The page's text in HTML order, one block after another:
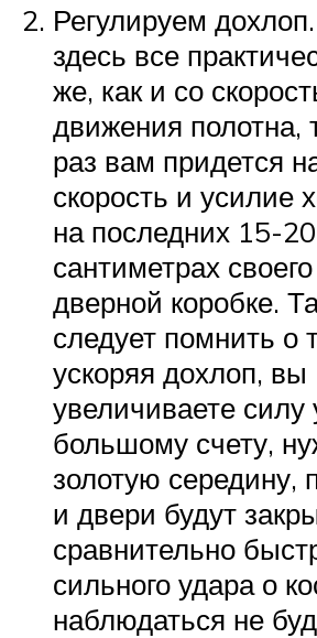
Регулируем
здесь все
же, как и со
движения полотна,
раз вам придется
скорость и усилие
на последних 15-20
сантиметрах
дверной коробке.
следует помнить о
ускоряя дохлоп, вы
увеличиваете
большому счету,
золотую середину,
и двери будут
сравнительно
сильного удара о
наблюдаться не